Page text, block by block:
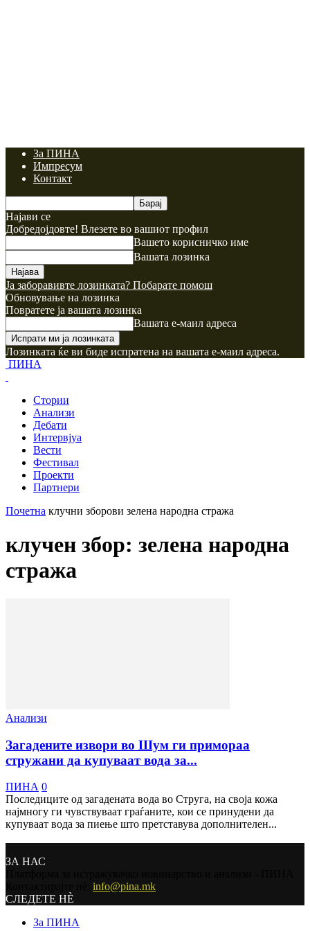
За ПИНА
Импресум
Контакт
Најави се
Добредојдовте! Влезете во вашиот профил
Вашето корисничко име
Вашата лозинка
Ја заборавивте лозинката? Побарате помош
Обновување на лозинка
Повратете ја вашата лозинка
Вашата е-маил адреса
Лозинката ќе ви биде испратена на вашата е-маил адреса.
ПИНА
Стории
Анализи
Дебати
Интервјуа
Вести
Фестивал
Проекти
Партнери
Почетна клучни зборови зелена народна стража
клучен збор: зелена народна
стража
Анализи
Загадените извори во Шум ги примораа
стружани да купуваат вода за...
ПИНА 0
Последиците од загадената вода во Струга, на своја кожа
најмногу ги чувствуваат граѓаните, кои се принудени да
купуваат вода за пиење што претставува дополнителен...
ЗА НАС
info@pina.mk
СЛЕДЕТЕ НЀ
За ПИНА